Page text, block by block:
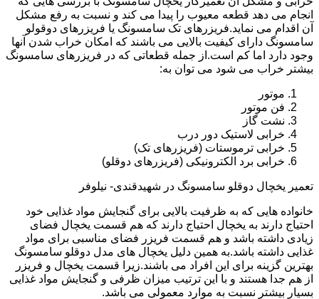
انجام می دهد قطعه معیوب را پیدا می کند و نسبت به رفع مشکل
آن اقدام می نماید.فریزرهای تک سامسونگ یا فریزرهای دوقولو
سامسونگ دارای کیفیت بالایی می باشند که امکان خراب شدن آنها
وجود دارد اما کم است.از جمله قطعاتی که در فریزرهای سامسونگ
بیشتر خراب می شود می توان به:
موتور
فن موتور
نشت گاز
خرابی لاستیک دور درب
خرابی ترموستات (فریزرهای تک)
خرابی برد الکترونیکی (فریزرهای دوقلو)
تعمیر یخچال دوقلو سامسونگ در شهیدقندی- نیلوفر
خانواده هایی که به ظرفیت بالایی برای گنجایش مواد غذایی خود
احتیاج دارند به یخچال احتیاج دارند که هم قسمت یخچال فضای
زیادی داشته باشد و هم قسمت فریزر فضای مناسبی برای مواد
غذایی داشته باشد.به همین دلیل یخچال های مدل دوقلو سامسونگ
بهترین گزینه برای این افراد می باشند.زیرا قسمت یخچال و فریزر
از هم جدا هستند و با این ترتیب میزان ظرفی و گنجایش مواد غذایی
بسیار بیشتر نسبت به موارد معمولی می باشد.